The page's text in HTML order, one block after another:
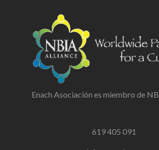
Enach Asociación es miembro de
619 405 091